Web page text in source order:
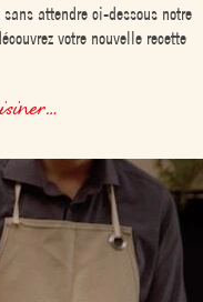
attendre ci-dessous notre
votre nouvelle recette